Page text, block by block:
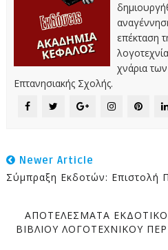
επέκταση
χνάρια
Επτανησιακής Σχολής.
Newer Article
Σύμπραξη Εκδοτών:
ΑΠΟΤΕΛΕΣΜΑΤΑ
ΒΙΒΛΙΟΥ ΛΟΓΟΤΕΧΝΙΚΟΥ